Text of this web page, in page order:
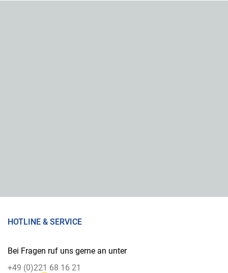
HOTLINE & SERVICE
Bei Fragen ruf uns gerne an unter
+49 (0)221 68 16 21